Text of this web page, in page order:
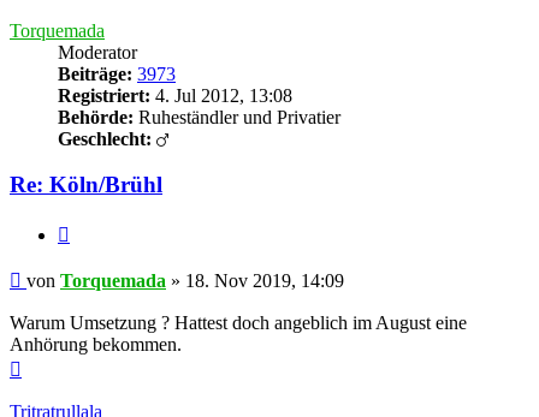
Torquemada
Moderator
Beiträge: 3973
Registriert: 4. Jul 2012, 13:08
Behörde: Ruheständler und Privatier
Geschlecht:
Re: Köln/Brühl
Beitrag
von Torquemada » 18. Nov 2019, 14:09
Warum Umsetzung ? Hattest doch angeblich im August eine
Anhörung bekommen.
Tritratrullala